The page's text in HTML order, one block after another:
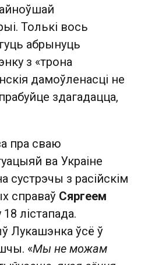
Толькі вось
абрынуць
з «трона
дамоўленасці не
здагадацца,
пра сваю
ва Украіне
сустрэчы з расійскім
справаў Сяргеем
лістапада.
Лукашэнка ўсё ў
«Мы не можам